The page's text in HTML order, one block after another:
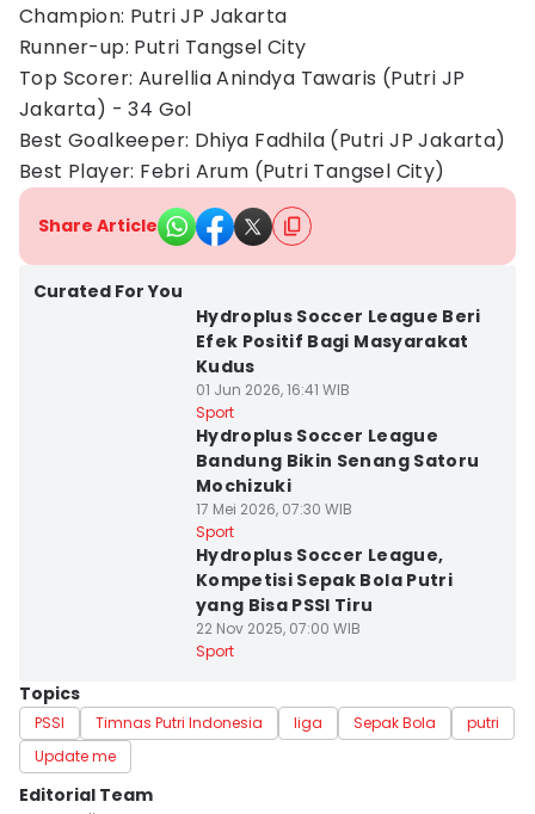
Champion: Putri JP Jakarta
Runner-up: Putri Tangsel City
Top Scorer: Aurellia Anindya Tawaris (Putri JP
Jakarta) - 34 Gol
Best Goalkeeper: Dhiya Fadhila (Putri JP Jakarta)
Best Player: Febri Arum (Putri Tangsel City)
Share Article
Curated For You
Hydroplus Soccer League Beri
Efek Positif Bagi Masyarakat
Kudus
01 Jun 2026, 16:41 WIB
Sport
Hydroplus Soccer League
Bandung Bikin Senang Satoru
Mochizuki
17 Mei 2026, 07:30 WIB
Sport
Hydroplus Soccer League,
Kompetisi Sepak Bola Putri
yang Bisa PSSI Tiru
22 Nov 2025, 07:00 WIB
Sport
Topics
PSSI Timnas Putri Indonesia liga Sepak Bola
putri
Update me
Editorial Team